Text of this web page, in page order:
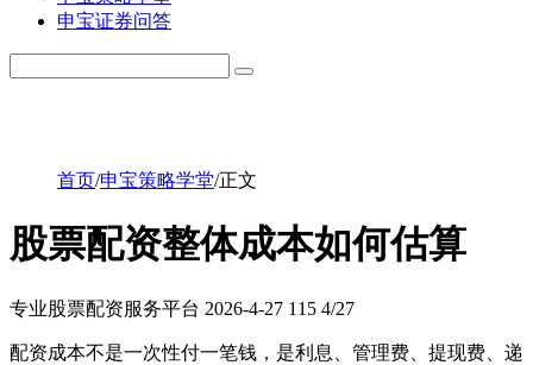
申宝证券问答
首页/申宝策略学堂/正文
股票配资整体成本如何估算
专业股票配资服务平台 2026-4-27 115 4/27
配资成本不是一次性付一笔钱，是利息、管理费、提现费、递